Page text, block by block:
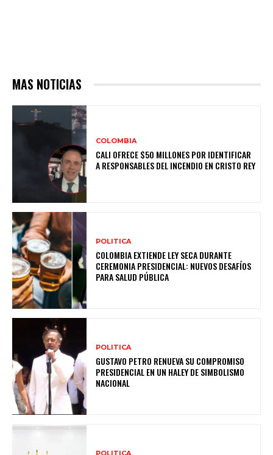
MAS NOTICIAS
COLOMBIA
CALI OFRECE $50 MILLONES POR IDENTIFICAR
A RESPONSABLES DEL INCENDIO EN CRISTO REY
POLITICA
COLOMBIA EXTIENDE LEY SECA DURANTE
CEREMONIA PRESIDENCIAL: NUEVOS DESAFÍOS
PARA SALUD PÚBLICA
POLITICA
GUSTAVO PETRO RENUEVA SU COMPROMISO
PRESIDENCIAL EN UN HALEY DE SIMBOLISMO
NACIONAL
POLITICA